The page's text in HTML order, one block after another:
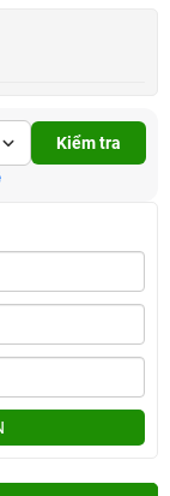
Kiểm tra